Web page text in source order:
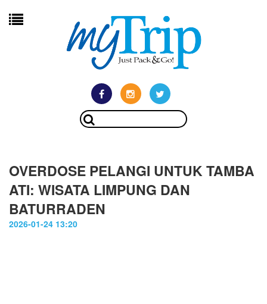
OVERDOSE PELANGI UNTUK TAMBA
ATI: WISATA LIMPUNG DAN
BATURRADEN
2026-01-24 13:20